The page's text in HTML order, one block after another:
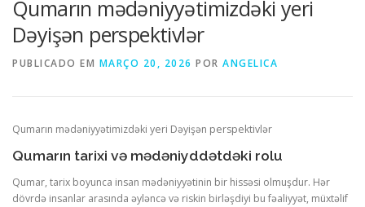
Qumarın mədəniyyətimizdəki yeri
Dəyişən perspektivlər
PUBLICADO EM MARÇO 20, 2026 POR ANGELICA
Qumarın mədəniyyətimizdəki yeri Dəyişən perspektivlər
Qumarın tarixi və mədəniyddətdəki rolu
Qumar, tarix boyunca insan mədəniyyətinin bir hissəsi olmuşdur. Hər
dövrdə insanlar arasında əyləncə və riskin birləşdiyi bu fəaliyyət, müxtəlif